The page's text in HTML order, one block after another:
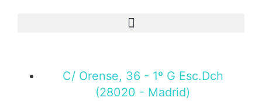
C/ Orense, 36 - 1º G Esc.Dch
(28020 - Madrid)